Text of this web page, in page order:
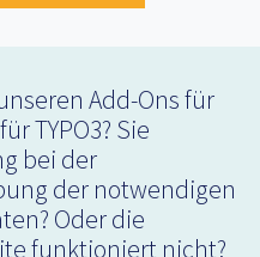
Add-Ons für
TYPO3? Sie
bei der
der notwendigen
Oder die
funktioniert nicht?